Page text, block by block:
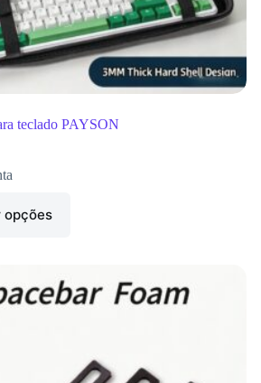
teclado PAYSON
opções